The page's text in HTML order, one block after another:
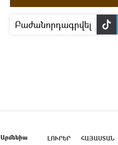
Բաժանորդագրվել
Արմենիա ԼՈՒՐԵՐ ՀԱՅԱՍՏԱՆ